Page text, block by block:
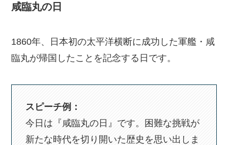
咸臨丸の日
1860年、日本初の太平洋横断に成功した軍艦・咸
臨丸が帰国したことを記念する日です。
スピーチ例：
今日は『咸臨丸の日』です。困難な挑戦が
新たな時代を切り開いた歴史を思い出しま